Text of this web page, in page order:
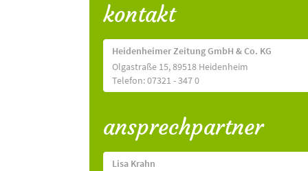
kontakt
Heidenheimer Zeitung GmbH & Co. KG
Olgastraße 15, 89518 Heidenheim
Telefon: 07321 - 347 0
ansprechpartner
Lisa Krahn